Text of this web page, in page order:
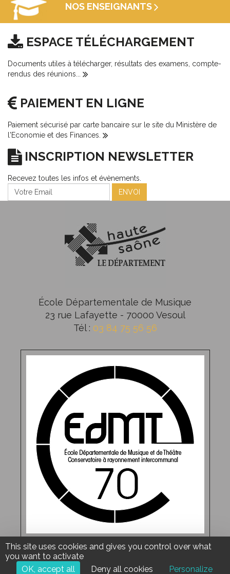
NOS ENSEIGNANTS
ESPACE TÉLÉCHARGEMENT
Documents utiles à télécharger, résultats des examens, compte-
rendus des réunions...
PAIEMENT EN LIGNE
Paiement sécurisé par carte bancaire sur le site du Ministère de
l'Economie et des Finances.
INSCRIPTION NEWSLETTER
Recevez toutes les infos et évènements.
ENVOI
École Départementale de Musique
23 rue Lafayette - 70000 Vesoul
Tél : 03 84 75 56 56
Copyright © 2017École Départementale de Musique
droits réservés - Réalisation
Torop.Net
- Site mis à jour avec
This site uses cookies and gives you control over what
you want to activate
OK, accept all
Deny all cookies Personalize